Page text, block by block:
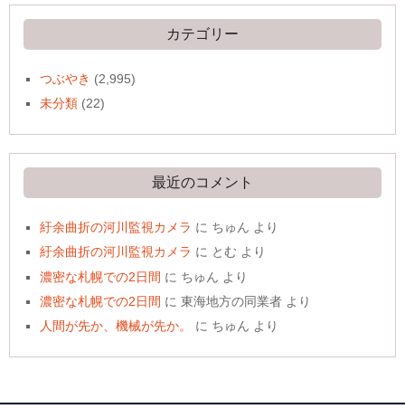
イ
ブ
カテゴリー
つぶやき (2,995)
未分類 (22)
最近のコメント
紆余曲折の河川監視カメラ に ちゅん より
紆余曲折の河川監視カメラ に とむ より
濃密な札幌での2日間 に ちゅん より
濃密な札幌での2日間 に東海地方の同業者 より
人間が先か、機械が先か。
に ちゅん より